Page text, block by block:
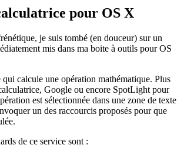
pour OS X
je suis tombé (en douceur) sur un
mis dans ma boite à outils pour OS
qui calcule une opération mathématique. Plus
Google ou encore SpotLight pour
est sélectionnée dans une zone de texte
un des raccourcis proposés pour que
de ce service sont :